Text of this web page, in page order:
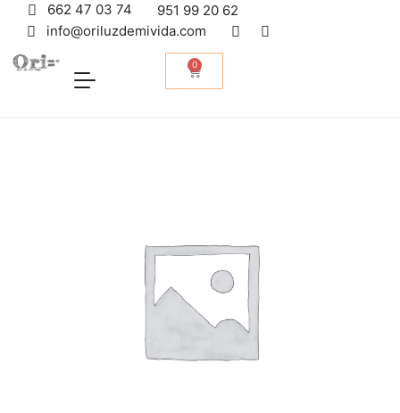
662 47 03 74
951 99 20 62
info@oriluzdemivida.com
0